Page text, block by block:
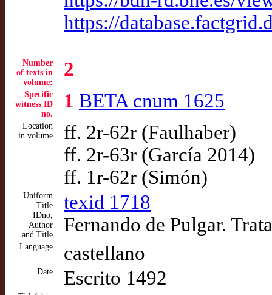
https://
Number
of texts in
volume:
2
Specific
witness ID
no.
1 BETA cnum 1625
Location
in volume
ff. 2r-62r (Faulhaber)
ff. 2r-63r (García 2014)
ff. 1r-62r (Simón)
Uniform
Title
IDno,
Author
and Title
texid 1718
Fernando de Pulgar.
Language castellano
Date Escrito 1492